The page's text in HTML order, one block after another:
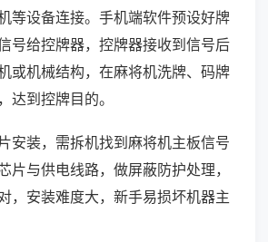
等设备连接。手机端软件预设好牌
号给控牌器，控牌器接收到信号后
或机械结构，在麻将机洗牌、码牌
达到控牌目的。
安装，需拆机找到麻将机主板信号
片与供电线路，做屏蔽防护处理，
，安装难度大，新手易损坏机器主